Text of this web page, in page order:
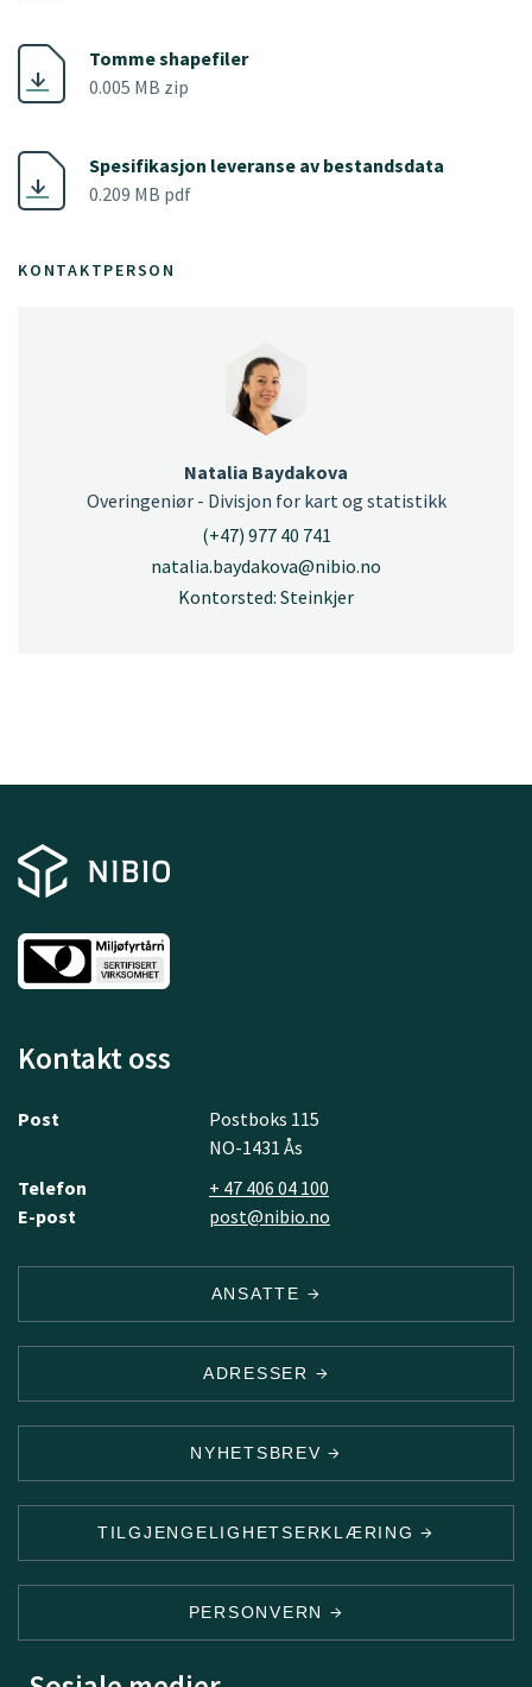
Tomme shapefiler
0.005 MB zip
Spesifikasjon leveranse av bestandsdata
0.209 MB pdf
KONTAKTPERSON
Natalia Baydakova
Overingeniør - Divisjon for kart og statistikk
(+47) 977 40 741
natalia.baydakova@nibio.no
Kontorsted: Steinkjer
Kontakt oss
Post
Postboks 115
NO-1431 Ås
Telefon
+ 47 406 04 100
E-post
post@nibio.no
ANSATTE
ADRESSER
NYHETSBREV
TILGJENGELIGHETSERKLÆRING
PERSONVERN